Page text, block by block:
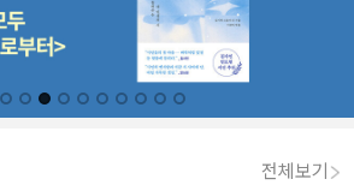
전체보기